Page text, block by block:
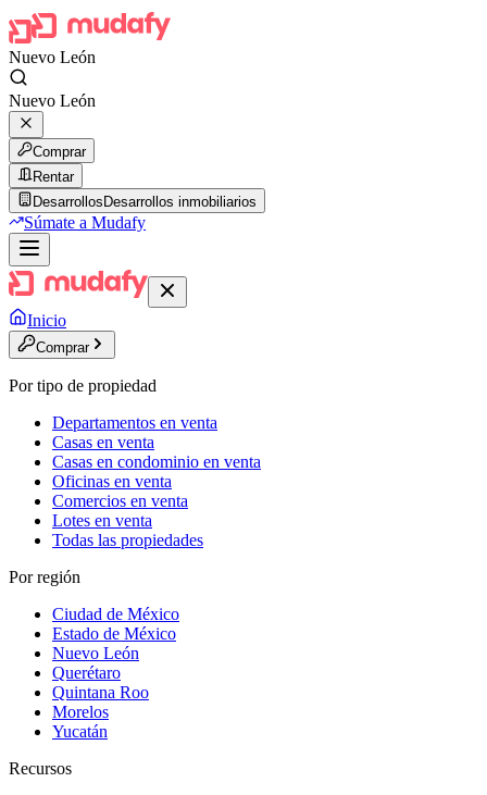
Nuevo León
Nuevo León
Comprar
Rentar
Desarrollos Desarrollos inmobiliarios
Súmate a Mudafy
Inicio
Comprar
Por tipo de propiedad
Departamentos en venta
Casas en venta
Casas en condominio en venta
Oficinas en venta
Comercios en venta
Lotes en venta
Todas las propiedades
Por región
Ciudad de México
Estado de México
Nuevo León
Querétaro
Quintana Roo
Morelos
Yucatán
Recursos